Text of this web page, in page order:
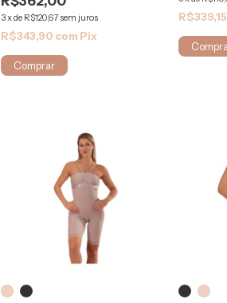
3xde R$120,67 sem juros
R$343,90 com Pix
Comprar
R$339,15